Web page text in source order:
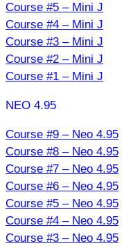
Course #5 – Mini J
Course #4 – Mini J
Course #3 – Mini J
Course #2 – Mini J
Course #1 – Mini J
NEO 4.95
Course #9 – Neo 4.95
Course #8 – Neo 4.95
Course #7 – Neo 4.95
Course #6 – Neo 4.95
Course #5 – Neo 4.95
Course #4 – Neo 4.95
Course #3 – Neo 4.95